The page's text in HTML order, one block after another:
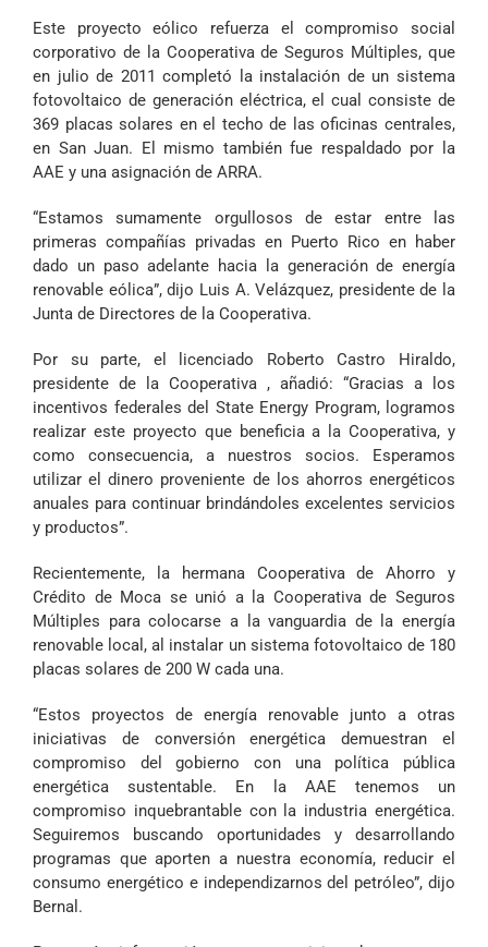
Este proyecto eólico refuerza el compromiso social
corporativo de la Cooperativa de Seguros Múltiples, que
en julio de 2011 completó la instalación de un sistema
fotovoltaico de generación eléctrica, el cual consiste de
369 placas solares en el techo de las oficinas centrales,
en San Juan. El mismo también fue respaldado por la
AAE y una asignación de ARRA.
“Estamos sumamente orgullosos de estar entre las
primeras compañías privadas en Puerto Rico en haber
dado un paso adelante hacia la generación de energía
renovable eólica”, dijo Luis A. Velázquez, presidente de la
Junta de Directores de la Cooperativa.
Por su parte, el licenciado Roberto Castro Hiraldo,
presidente de la Cooperativa , añadió: “Gracias a los
incentivos federales del State Energy Program, logramos
realizar este proyecto que beneficia a la Cooperativa, y
como consecuencia, a nuestros socios. Esperamos
utilizar el dinero proveniente de los ahorros energéticos
anuales para continuar brindándoles excelentes servicios
y productos”.
Recientemente, la hermana Cooperativa de Ahorro y
Crédito de Moca se unió a la Cooperativa de Seguros
Múltiples para colocarse a la vanguardia de la energía
renovable local, al instalar un sistema fotovoltaico de 180
placas solares de 200 W cada una.
“Estos proyectos de energía renovable junto a otras
iniciativas de conversión energética demuestran el
compromiso del gobierno con una política pública
energética sustentable. En la AAE tenemos un
compromiso inquebrantable con la industria energética.
Seguiremos buscando oportunidades y desarrollando
programas que aporten a nuestra economía, reducir el
consumo energético e independizarnos del petróleo”, dijo
Bernal.